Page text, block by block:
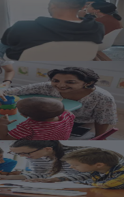
e Saúde
À
e Clínica